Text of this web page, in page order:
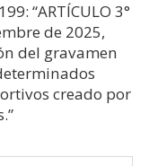
“ARTÍCULO 3°
de 2025,
del gravamen
creado por
”